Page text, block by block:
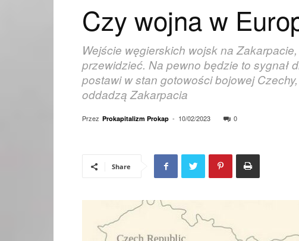
Czy wojna w
Wejście węgierskich wojsk na
przewidzieć. Na pewno będzie to sygnał
postawi w stan gotowości bojowej
oddadzą Zakarpacia
Przez Prokapitalizm Prokap - 10/02/2023 0
Share